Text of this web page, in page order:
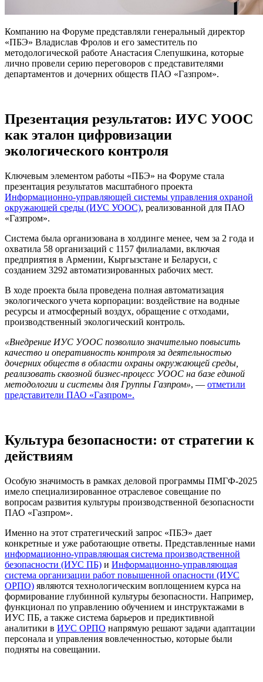
Компанию на Форуме представляли генеральный директор
«ПБЭ» Владислав Фролов и его заместитель по
методологической работе Анастасия Слепушкина, которые
лично провели серию переговоров с представителями
департаментов и дочерних обществ ПАО «Газпром».
Презентация результатов: ИУС УООС
как эталон цифровизации
экологического контроля
Ключевым элементом работы «ПБЭ» на Форуме стала
презентация результатов масштабного проекта
Информационно-управляющей системы управления охраной
окружающей среды (ИУС УООС), реализованной для ПАО
«Газпром».
Система была организована в холдинге менее, чем за 2 года и
охватила 58 организаций с 1157 филиалами, включая
предприятия в Армении, Кыргызстане и Беларуси, с
созданием 3292 автоматизированных рабочих мест.
В ходе проекта была проведена полная автоматизация
экологического учета корпорации: воздействие на водные
ресурсы и атмосферный воздух, обращение с отходами,
производственный экологический контроль.
«Внедрение ИУС УООС позволило значительно повысить
качество и оперативность контроля за деятельностью
дочерних обществ в области охраны окружающей среды,
реализовать сквозной бизнес-процесс УООС на базе единой
методологии и системы для Группы Газпром», — отметили
представители ПАО «Газпром».
Культура безопасности: от стратегии к
действиям
Особую значимость в рамках деловой программы ПМГФ-2025
имело специализированное отраслевое совещание по
вопросам развития культуры производственной безопасности
ПАО «Газпром».
Именно на этот стратегический запрос «ПБЭ» дает
конкретные и уже работающие ответы. Представленные нами
информационно-управляющая система производственной
безопасности (ИУС ПБ) и Информационно-управляющая
система организации работ повышенной опасности (ИУС
ОРПО) являются технологическим воплощением курса на
формирование глубинной культуры безопасности. Например,
функционал по управлению обучением и инструктажами в
ИУС ПБ, а также система барьеров и предиктивной
аналитики в ИУС ОРПО напрямую решают задачи адаптации
персонала и управления вовлеченностью, которые были
подняты на совещании.